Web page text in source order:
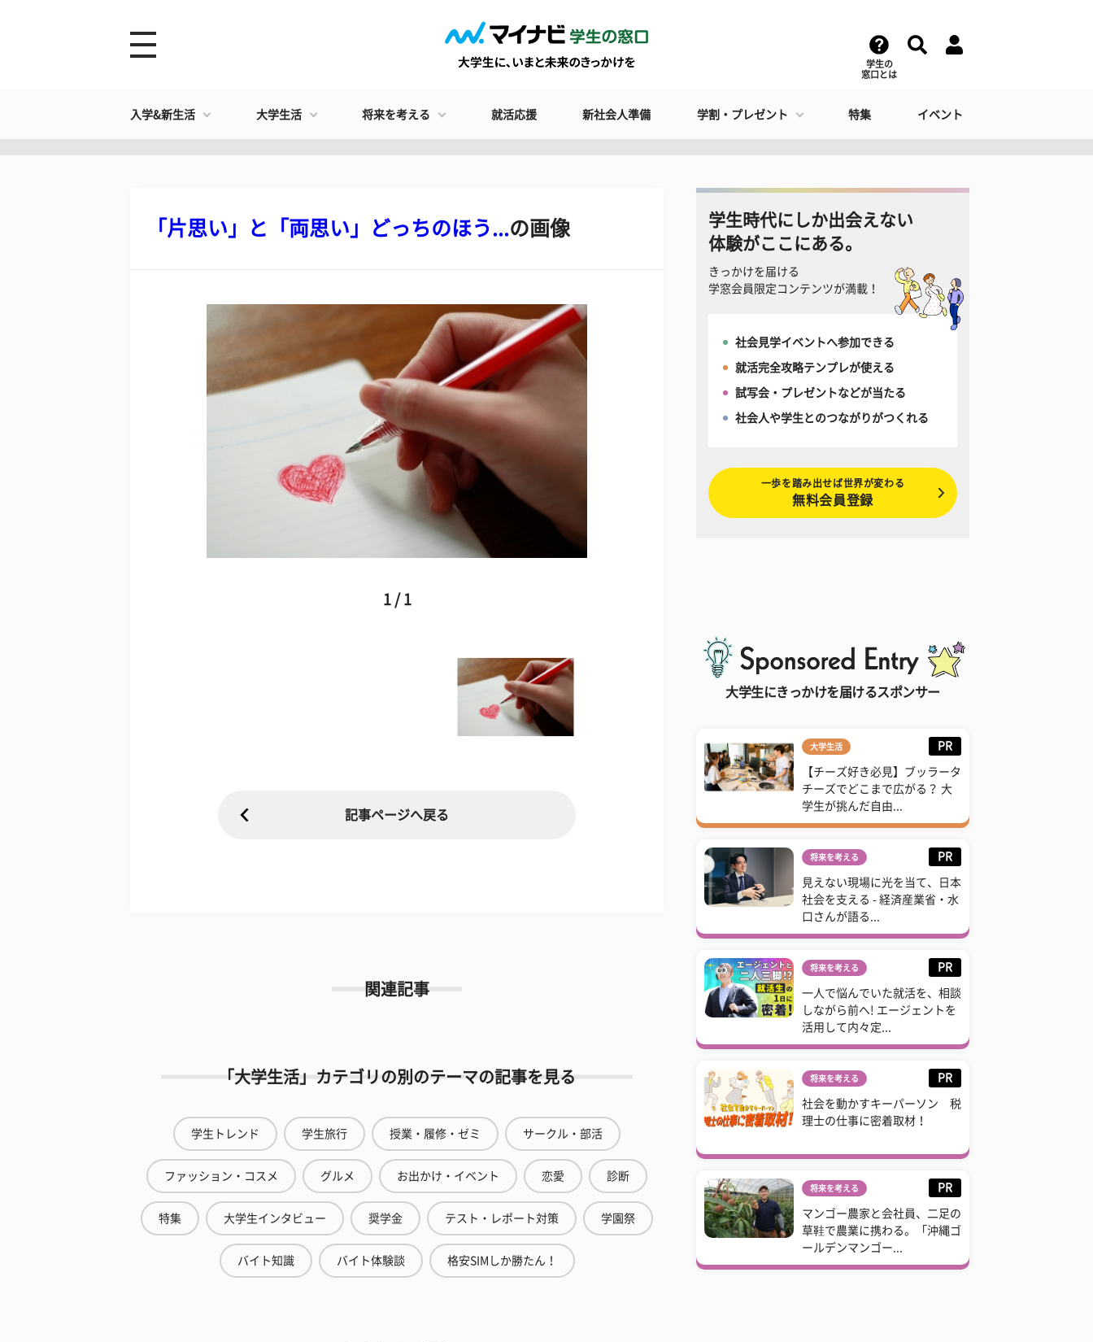
学生の
窓口とは
入学&新生活 大学生活 将来を考える 就活応援 新社会人準備 学割・プレゼント 特集 イベント
「片思い」と「両思い」どっちのほう...の画像
1 / 1
記事ページへ戻る
関連記事
「大学生活」カテゴリの別のテーマの記事を見る
学生トレンド 学生旅行 授業・履修・ゼミ サークル・部活
ファッション・コスメ グルメ お出かけ・イベント 恋愛 診断
特集 大学生インタビュー 奨学金 テスト・レポート対策 学園祭
バイト知識 バイト体験談 格安SIMしか勝たん！
学生時代にしか出会えない
体験がここにある。
きっかけを届ける
学窓会員限定コンテンツが満載！
社会見学イベントへ参加できる
就活完全攻略テンプレが使える
試写会・プレゼントなどが当たる
社会人や学生とのつながりがつくれる
一歩を踏み出せば世界が変わる
無料会員登録
大学生にきっかけを届けるスポンサー
大学生活 PR
【チーズ好き必見】ブッラータ
チーズでどこまで広がる？ 大
学生が挑んだ自由...
将来を考える PR
見えない現場に光を当て、日本
社会を支える - 経済産業省・水
口さんが語る...
将来を考える PR
一人で悩んでいた就活を、相談
しながら前へ! エージェントを
活用して内々定...
将来を考える PR
社会を動かすキーパーソン 税
理士の仕事に密着取材！
将来を考える PR
マンゴー農家と会社員、二足の
草鞋で農業に携わる。「沖縄ゴ
ールデンマンゴー...